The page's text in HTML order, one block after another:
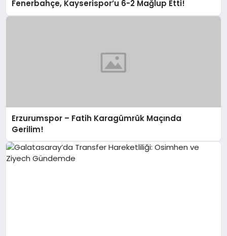
Fenerbahçe, Kayserispor’u 6-2 Mağlup Etti!
Erzurumspor – Fatih Karagümrük Maçında
Gerilim!